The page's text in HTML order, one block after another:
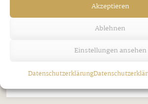
Akzeptieren
Ablehnen
Einstellungen ansehen
Datenschutzerklärung
Taufe und Eucharistie – vollzieht die
endgültige Aufnahme in die
Heranwachsende sein Vertrauen in
Verbundenheit mit der Kirche ...